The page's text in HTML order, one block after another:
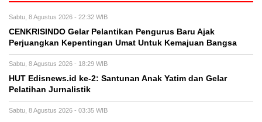
Sabtu, 8 Agustus 2026 - 22:32 WIB
CENKRISINDO Gelar Pelantikan Pengurus Baru Ajak
Perjuangkan Kepentingan Umat Untuk Kemajuan Bangsa
Sabtu, 8 Agustus 2026 - 18:29 WIB
HUT Edisnews.id ke-2: Santunan Anak Yatim dan Gelar
Pelatihan Jurnalistik
Sabtu, 8 Agustus 2026 - 03:35 WIB